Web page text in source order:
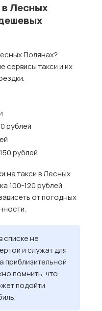
Лесных
Полянах?
такси и их
рублей
рублей
на такси в Лесных
100-120 рублей,
от погодных
списке не
и служат для
приблизительной
помнить, что
подойти